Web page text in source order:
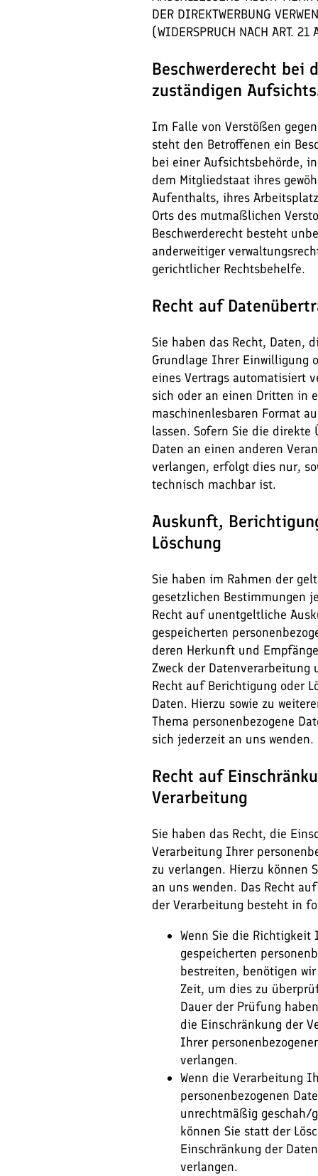
DER DIREKTWERBUNG
(WIDERSPRUCH NACH ART. 21
Beschwerde­recht bei
zuständigen
Im Falle von Verstößen gegen
steht den Betroffenen ein
bei einer Aufsichtsbehörde,
dem Mitgliedstaat ihres
Aufenthalts, ihres
Orts des mutmaßlichen
Beschwerderecht besteht
anderweitiger
gerichtlicher Rechtsbehelfe.
Recht auf
Sie haben das Recht, Daten,
Grundlage Ihrer Einwilligung
eines Vertrags automatisiert
sich oder an einen Dritten in
maschinenlesbaren Format
lassen. Sofern Sie die direkte
Daten an einen anderen
verlangen, erfolgt dies nur,
technisch machbar ist.
Auskunft,
Löschung
Sie haben im Rahmen der
gesetzlichen Bestimmungen
Recht auf unentgeltliche
gespeicherten
deren Herkunft und
Zweck der Datenverarbeitung
Recht auf Berichtigung oder
Daten. Hierzu sowie zu
Thema personenbezogene
sich jederzeit an uns wenden.
Recht auf
Verarbeitung
Sie haben das Recht, die
Verarbeitung Ihrer
zu verlangen. Hierzu können
an uns wenden. Das Recht
der Verarbeitung besteht in
Wenn Sie die
gespeicherten
bestreiten, benötigen
Zeit, um dies zu
Dauer der Prüfung
die Einschränkung der
Ihrer
verlangen.
Wenn die Verarbeitung
personenbezogenen
unrechtmäßig geschah/
können Sie statt der
Einschränkung der
verlangen.